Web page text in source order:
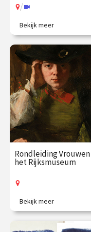
/
Van Persepolis tot het
moderne Teheran.
€ 195.00
vanaf 22
sep.
/ Op locatie of online
Bekijk meer
Rondleiding
het Rijksmuseum
Van legendarische
tot regentessen.
Bekijk meer